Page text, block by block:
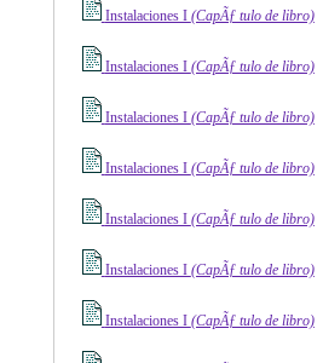
Instalaciones I (CapÃƒ ­tulo de libro)
Instalaciones I (CapÃƒ ­tulo de libro)
Instalaciones I (CapÃƒ ­tulo de libro)
Instalaciones I (CapÃƒ ­tulo de libro)
Instalaciones I (CapÃƒ ­tulo de libro)
Instalaciones I (CapÃƒ ­tulo de libro)
Instalaciones I (CapÃƒ ­tulo de libro)